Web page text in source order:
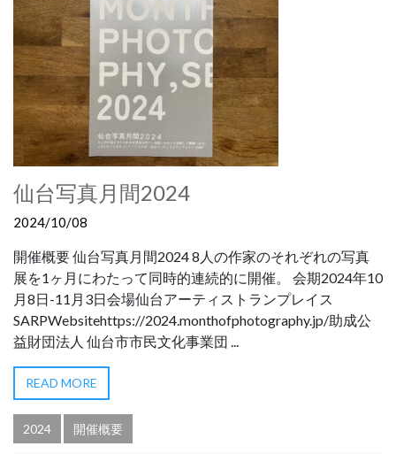
仙台写真月間2024
2024/10/08
開催概要 仙台写真月間2024 8人の作家のそれぞれの写真
展を1ヶ月にわたって同時的連続的に開催。 会期2024年10
月8日-11月3日会場仙台アーティストランプレイス
SARPWebsitehttps://2024.monthofphotography.jp/助成公
益財団法人 仙台市市民文化事業団 ...
READ MORE
2024 開催概要